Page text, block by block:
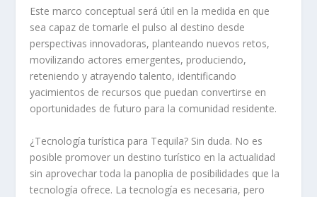
Este marco conceptual será útil en la medida en que
sea capaz de tomarle el pulso al destino desde
perspectivas innovadoras, planteando nuevos retos,
movilizando actores emergentes, produciendo,
reteniendo y atrayendo talento, identificando
yacimientos de recursos que puedan convertirse en
oportunidades de futuro para la comunidad residente.
¿Tecnología turística para Tequila? Sin duda. No es
posible promover un destino turístico en la actualidad
sin aprovechar toda la panoplia de posibilidades que la
tecnología ofrece. La tecnología es necesaria, pero